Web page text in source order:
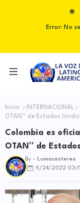
Error:No
Inicio INTERNACIONAL
OTAN’’ de Estados
Colombia es
OTAN’’ de
By -
Lumacastereo
5/24/2022